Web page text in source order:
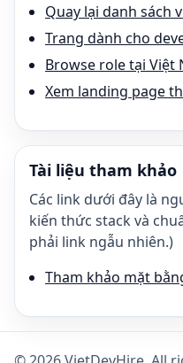
Quay lại danh sách
Trang dành cho
Browse role tại Việt
Xem landing page
Tài liệu tham khảo
Các link dưới đây là
kiến thức stack và
phải link ngẫu nhiên.)
Tham khảo mặt